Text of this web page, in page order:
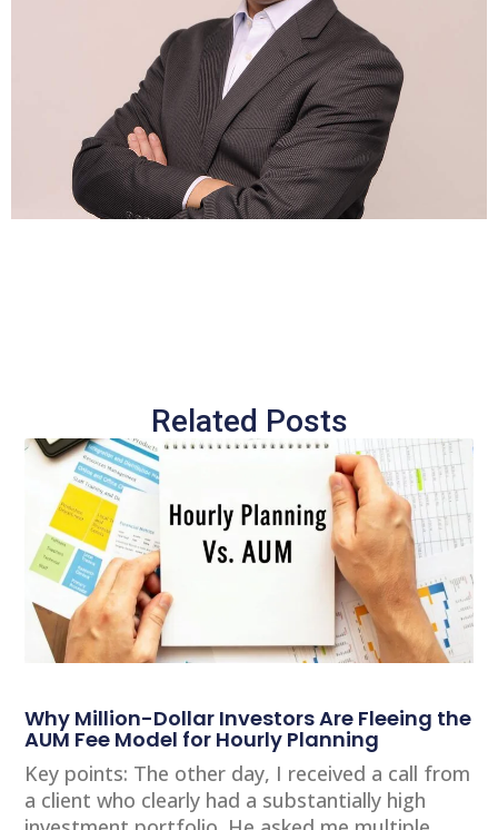
Related Posts
Why Million-Dollar Investors Are Fleeing the
AUM Fee Model for Hourly Planning
Key points: The other day, I received a call from
a client who clearly had a substantially high